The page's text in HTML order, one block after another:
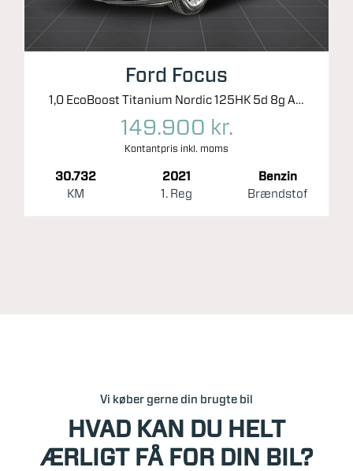
Ford Focus
1,0 EcoBoost Titanium Nordic 125HK 5d 8g Aut.
149.900 kr.
Kontantpris inkl. moms
30.732
KM
2021
1. Reg
Benzin
Brændstof
Vi køber gerne din brugte bil
HVAD KAN DU HELT
ÆRLIGT FÅ FOR DIN BIL?